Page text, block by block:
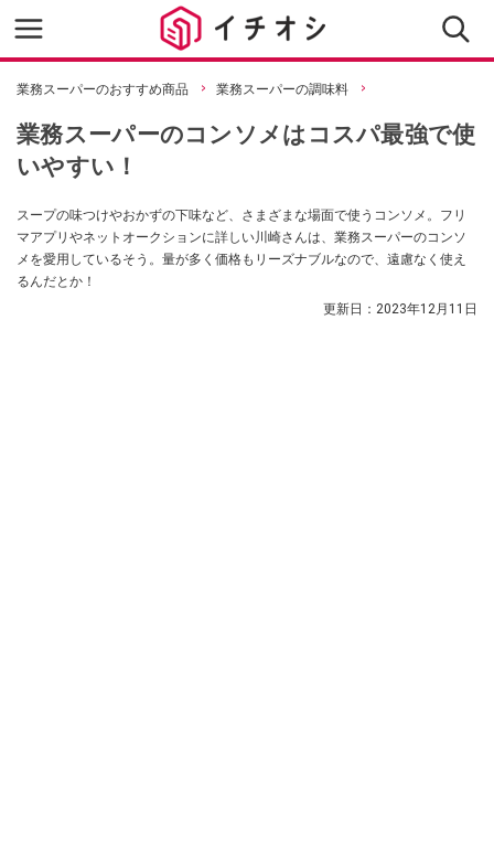
業務スーパーのおすすめ商品 業務スーパーの調味料
業務スーパーのコンソメはコスパ最強で使
いやすい！
スープの味つけやおかずの下味など、さまざまな場面で使うコンソメ。フリ
マアプリやネットオークションに詳しい川崎さんは、業務スーパーのコンソ
メを愛用しているそう。量が多く価格もリーズナブルなので、遠慮なく使え
るんだとか！
更新日： 2023年12月11日